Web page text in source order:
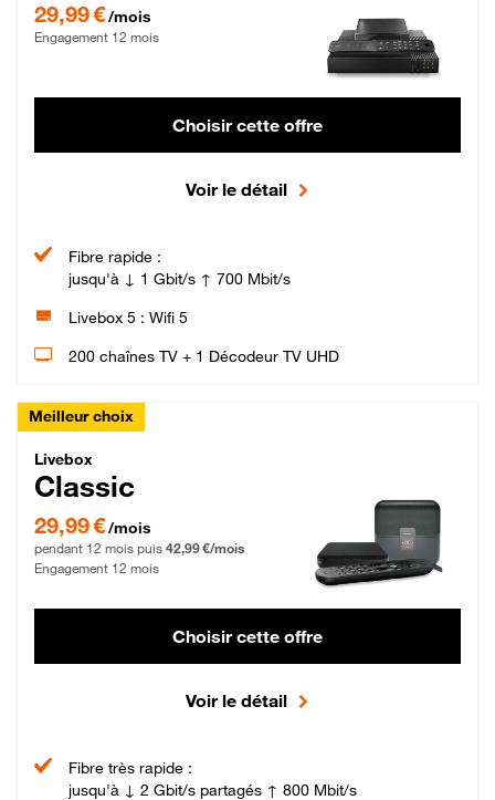
29,99 €/mois
Engagement 12 mois
Choisir cette offre
Voir le détail
Fibre rapide :
jusqu'à ↓ 1 Gbit/s ↑ 700 Mbit/s
Livebox 5 : Wifi 5
200 chaînes TV + 1 Décodeur TV UHD
Meilleur choix
Livebox Classic Fibre
Livebox
Classic
29,99 € par mois pendant 12 mois puis 42,99 € par mois, Engagement 12 mois
29,99 €/mois
pendant 12 mois puis 42,99 €/mois
Engagement 12 mois
Choisir cette offre
Voir le détail
Fibre très rapide :
jusqu'à ↓ 2 Gbit/s partagés ↑ 800 Mbit/s